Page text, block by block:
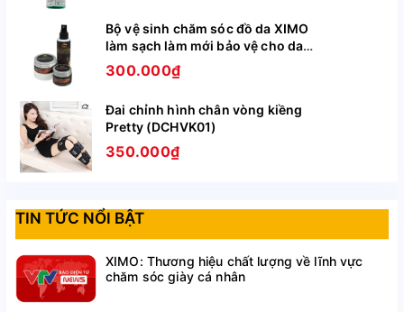
Bộ vệ sinh chăm sóc đồ da XIMO
làm sạch làm mới bảo vệ cho da
giày, túi ví, áo, ghế da BCHG04
300.000₫
Đai chỉnh hình chân vòng kiềng
Pretty (DCHVK01)
350.000₫
TIN TỨC NỔI BẬT
XIMO: Thương hiệu chất lượng về lĩnh vực
chăm sóc giày cá nhân